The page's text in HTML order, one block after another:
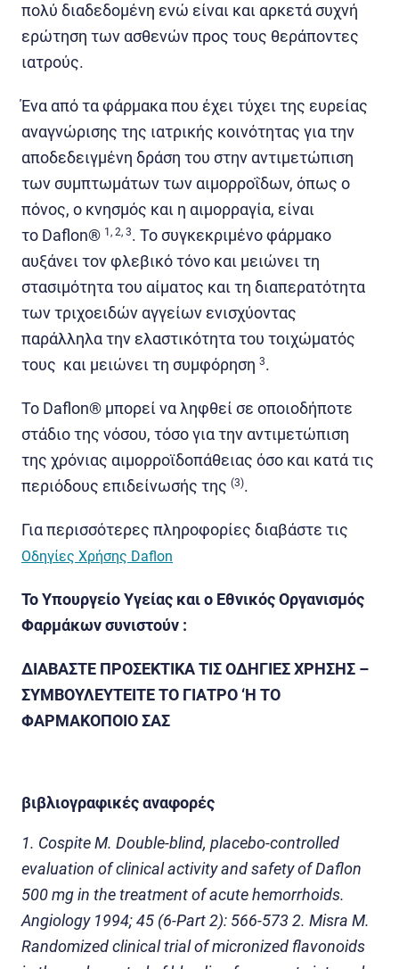
πολύ διαδεδομένη ενώ είναι και αρκετά συχνή
ερώτηση των ασθενών προς τους θεράποντες
ιατρούς.
Ένα από τα φάρμακα που έχει τύχει της ευρείας
αναγνώρισης της ιατρικής κοινότητας για την
αποδεδειγμένη δράση του στην αντιμετώπιση
των συμπτωμάτων των αιμορροΐδων, όπως ο
πόνος, ο κνησμός και η αιμορραγία, είναι
το Daflon® 1, 2, 3. Το συγκεκριμένο φάρμακο
αυξάνει τον φλεβικό τόνο και μειώνει τη
στασιμότητα του αίματος και τη διαπερατότητα
των τριχοειδών αγγείων ενισχύοντας
παράλληλα την ελαστικότητα του τοιχώματός
τους και μειώνει τη συμφόρηση 3.
Το Daflon® μπορεί να ληφθεί σε οποιοδήποτε
στάδιο της νόσου, τόσο για την αντιμετώπιση
της χρόνιας αιμορροϊδοπάθειας όσο και κατά τις
περιόδους επιδείνωσής της (3).
Για περισσότερες πληροφορίες διαβάστε τις
Οδηγίες Χρήσης Daflon
Το Υπουργείο Υγείας και ο Εθνικός Οργανισμός
Φαρμάκων συνιστούν :
ΔΙΑΒΑΣΤΕ ΠΡΟΣΕΚΤΙΚΑ ΤΙΣ ΟΔΗΓΙΕΣ ΧΡΗΣΗΣ –
ΣΥΜΒΟΥΛΕΥΤΕΙΤΕ ΤΟ ΓΙΑΤΡΟ ‘Η ΤΟ
ΦΑΡΜΑΚΟΠΟΙΟ ΣΑΣ
βιβλιογραφικές αναφορές
1. Cospite M. Double-blind, placebo-controlled
evaluation of clinical activity and safety of Daflon
500 mg in the treatment of acute hemorrhoids.
Angiology 1994; 45 (6-Part 2): 566-573 2. Misra M.
Randomized clinical trial of micronized flavonoids